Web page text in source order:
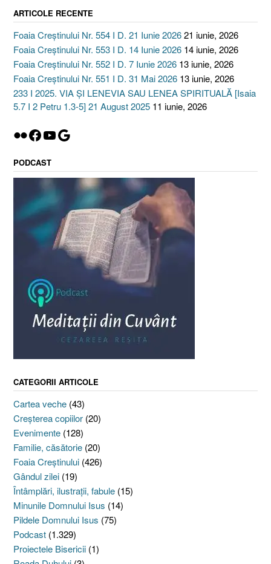
ARTICOLE RECENTE
Foaia Creștinului Nr. 554 I D. 21 Iunie 202621 iunie, 2026
Foaia Creștinului Nr. 553 I D. 14 Iunie 2026 14 iunie, 2026
Foaia Creștinului Nr. 552 I D. 7 Iunie 2026 13 iunie, 2026
Foaia Creștinului Nr. 551 I D. 31 Mai 2026 13 iunie, 2026
233 I 2025. VIA ȘI LENEVIA SAU LENEA SPIRITUALĂ [Isaia
5.7 I 2 Petru 1.3-5] 21 August 2025 11 iunie, 2026
Flickr
Facebook
YouTube
Google
PODCAST
CATEGORII ARTICOLE
Cartea veche (43)
Creşterea copiilor (20)
Evenimente (128)
Familie, căsătorie (20)
Foaia Creştinului (426)
Gândul zilei (19)
Întâmplări, ilustraţii, fabule (15)
Minunile Domnului Isus (14)
Pildele Domnului Isus (75)
Podcast (1.329)
Proiectele Bisericii (1)